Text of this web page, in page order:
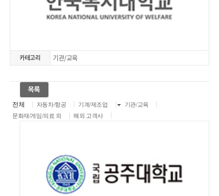
카테고리 기관/교육
전체 자동차/항공 기계/제조업
기관/교육
문화재/게임/의료 외
해외 고객사